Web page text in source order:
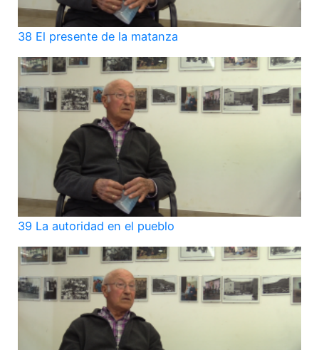
38 El presente de la matanza
39 La autoridad en el pueblo